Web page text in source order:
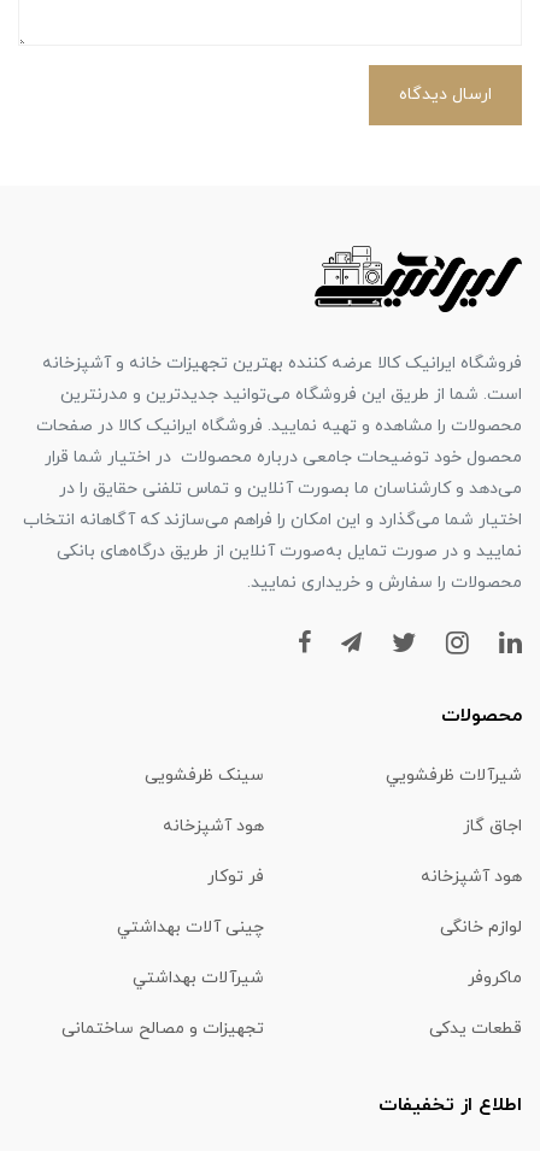
ارسال دیدگاه
فروشگاه ایرانیک کالا عرضه کننده بهترین تجهیزات خانه و آشپزخانه
است. شما از طریق این فروشگاه می‌توانید جدیدترین و مدرنترین
محصولات را مشاهده و تهیه نمایید. فروشگاه ایرانیک کالا در صفحات
محصول خود توضیحات جامعی درباره محصولات در اختیار شما قرار
می‌دهد و کارشناسان ما بصورت آنلاین و تماس تلفنی حقایق را در
اختیار شما می‌گذارد و این امکان را فراهم می‌سازند که آگاهانه انتخاب
نمایید و در صورت تمایل به‌صورت آنلاین از طریق درگاه‌های بانکی
محصولات را سفارش و خریداری نمایید.
محصولات
شیرآلات ظرفشويي سینک ظرفشویی
اجاق گاز هود آشپزخانه
هود آشپزخانه فر توکار
لوازم خانگی چینی آلات بهداشتي
ماكروفر شیرآلات بهداشتي
قطعات یدکی تجهیزات و مصالح ساختمانی
اطلاع از تخفیفات